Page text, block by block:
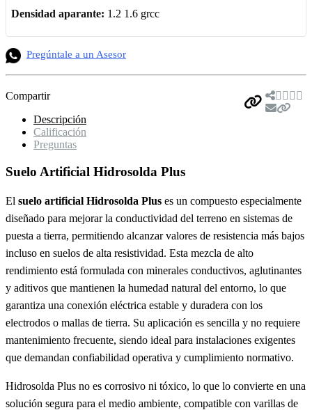
Densidad aparante: 1.2 1.6 grcc
Pregúntale a un Asesor
Compartir
Descripción
Calificación
Preguntas
Suelo Artificial Hidrosolda Plus
El suelo artificial Hidrosolda Plus es un compuesto especialmente
diseñado para mejorar la conductividad del terreno en sistemas de
puesta a tierra, permitiendo alcanzar valores de resistencia más bajos
incluso en suelos de alta resistividad. Esta mezcla de alto
rendimiento está formulada con minerales conductivos, aglutinantes
y aditivos que mantienen la humedad natural del entorno, lo que
garantiza una conexión eléctrica estable y duradera con los
electrodos o mallas de tierra. Su aplicación es sencilla y no requiere
mantenimiento frecuente, siendo ideal para instalaciones exigentes
que demandan confiabilidad operativa y cumplimiento normativo.
Hidrosolda Plus no es corrosivo ni tóxico, lo que lo convierte en una
solución segura para el medio ambiente, compatible con varillas de